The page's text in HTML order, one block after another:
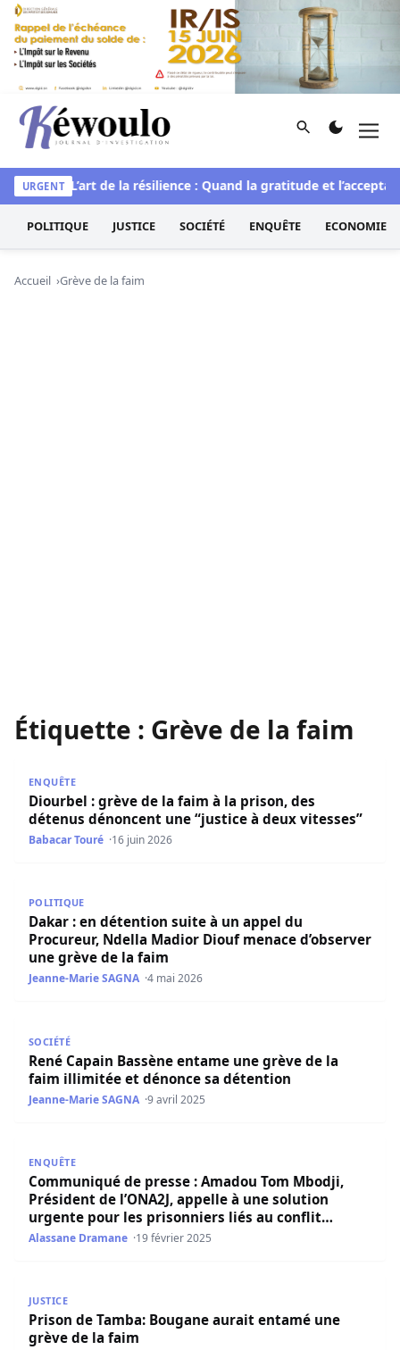
Aller au contenu
Kéwoulo, le premier site d'information et d'investigation
Rechercher
URGENTL’art de la résilience : Quand la gratitude et
POLITIQUE JUSTICE SOCIÉTÉ ENQUÊTE ECONOMIE
Accueil Grève de la faim
Étiquette : Grève de la faim
ENQUÊTE
Diourbel : grève de la faim à la prison, des
détenus dénoncent une “justice à deux vitesses”
Babacar Touré 16 juin 2026
POLITIQUE
Dakar : en détention suite à un appel du
Procureur, Ndella Madior Diouf menace d’observer
une grève de la faim
Jeanne-Marie SAGNA 4 mai 2026
SOCIÉTÉ
René Capain Bassène entame une grève de la
faim illimitée et dénonce sa détention
Jeanne-Marie SAGNA 9 avril 2025
ENQUÊTE
Communiqué de presse : Amadou Tom Mbodji,
Président de l’ONA2J, appelle à une solution
urgente pour les prisonniers liés au conflit
casamançais en grève de la faim
Alassane Dramane 19 février 2025
JUSTICE
Prison de Tamba: Bougane aurait entamé une
grève de la faim